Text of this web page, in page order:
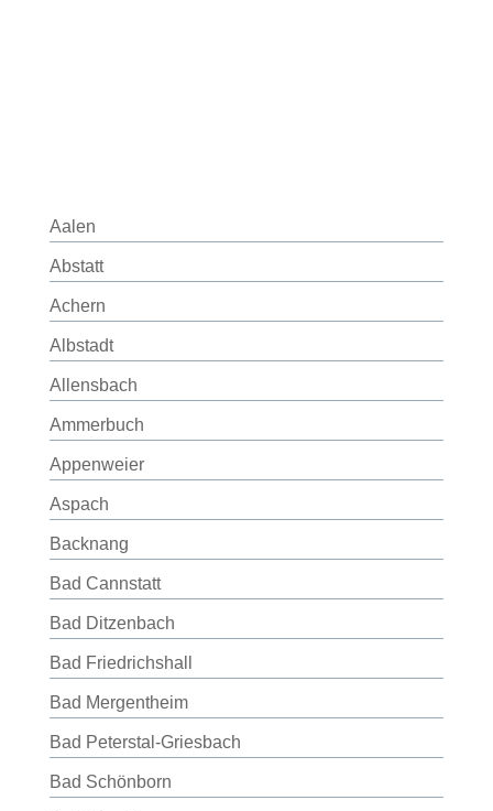
Aalen
Abstatt
Achern
Albstadt
Allensbach
Ammerbuch
Appenweier
Aspach
Backnang
Bad Cannstatt
Bad Ditzenbach
Bad Friedrichshall
Bad Mergentheim
Bad Peterstal-Griesbach
Bad Schönborn